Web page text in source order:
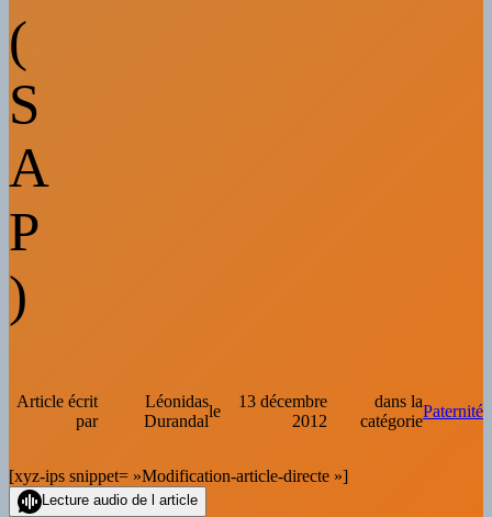
(
S
A
P
)
Article écrit
par
Léonidas
Durandal
le
13 décembre
2012
dans la
catégorie
Paternité
[xyz-ips snippet= »Modification-article-directe »]
Lecture audio de l article